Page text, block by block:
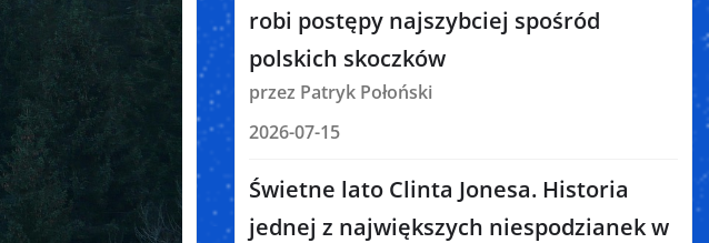
robi postępy najszybciej spośród
polskich skoczków
przez Patryk Połoński
2026-07-15
Świetne lato Clinta Jonesa. Historia
jednej z największych niespodzianek w